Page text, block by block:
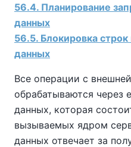
56.4. Планирование
данных
56.5. Блокировка
данных
Все операции с
обрабатываются через
данных, которая
вызываемых ядром
данных отвечает за